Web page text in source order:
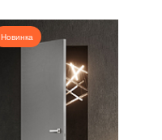
Новинка